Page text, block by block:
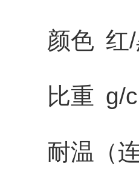
颜色 红/
比重 g/
耐温（连